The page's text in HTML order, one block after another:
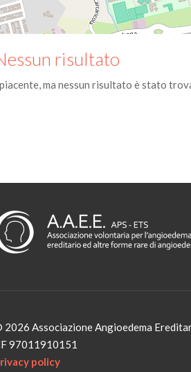
risultato
ma nessun risultato è stato
2026 Associazione Angioedema
97011910151
policy